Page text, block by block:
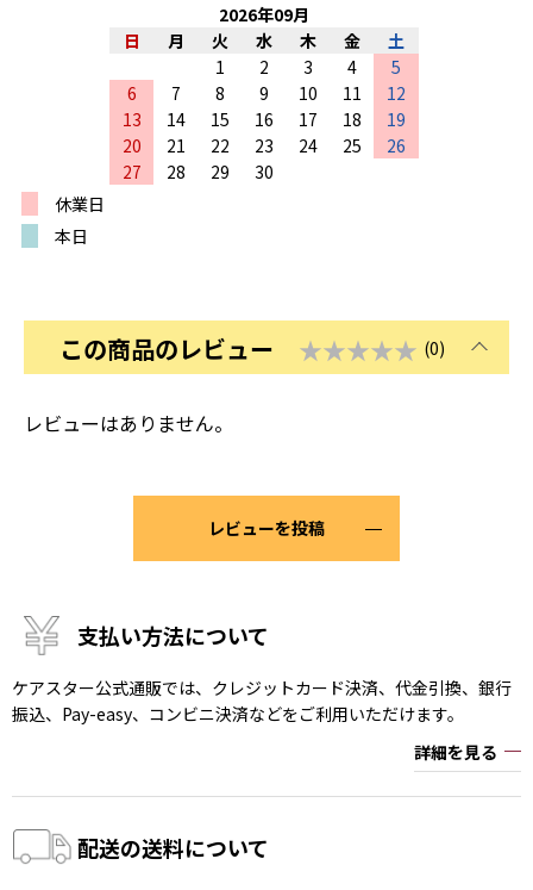
2026年09月
日
月 火 水 木 金
土
1
2 3 4
5
6
7 8 9 10 11
12
13
14 15 16 17 18
19
20
21 22 23 24 25
26
27
28 29
30
休業日
本日
この商品のレビュー ★★★★★ (0)
レビューはありません。
レビューを投稿
支払い方法について
ケアスター公式通販では、クレジットカード決済、代金引換、銀行
振込、Pay-easy、コンビニ決済などをご利用いただけます。
詳細を見る
配送の送料について